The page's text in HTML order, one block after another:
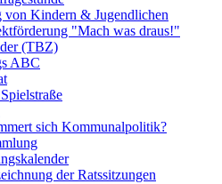
von Kindern & Jugendlichen
"Mach was draus!"
(TBZ)
ABC
sich Kommunalpolitik?
der Ratssitzungen